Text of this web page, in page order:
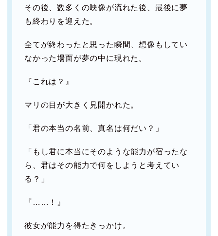
その後、数多くの映像が流れた後、最後に夢
も終わりを迎えた。
全てが終わったと思った瞬間、想像もしてい
なかった場面が夢の中に現れた。
『これは？』
マリの目が大きく見開かれた。
「君の本当の名前、真名は何だい？」
「もし君に本当にそのような能力が宿ったな
ら、君はその能力で何をしようと考えてい
る？」
『……！』
彼女が能力を得たきっかけ。